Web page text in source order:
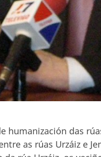
humanización das
as rúas Urzáiz e